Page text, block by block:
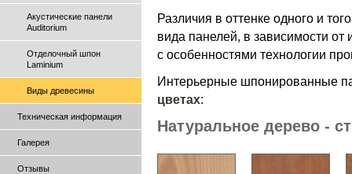
Акустические панели
Auditorium
Отделочный шпон
Laminium
Виды древесины
Техническая информация
Галерея
Отзывы
Различия в оттенке одного и
вида панелей, в зависимости
с особенностями технологии
Интерьерные шпонированные
цветах:
Натуральное дерево -